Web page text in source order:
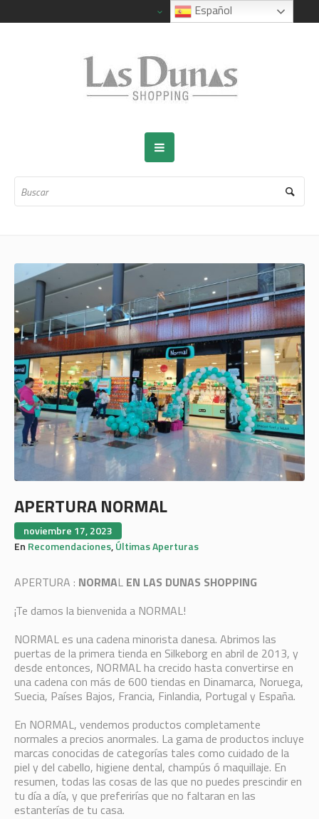
APERTURA NORMAL
noviembre 17, 2023
En Recomendaciones,Últimas Aperturas
APERTURA : NORMALEN LAS DUNAS SHOPPING
¡Te damos la bienvenida a NORMAL!
NORMAL es una cadena minorista danesa. Abrimos las
puertas de la primera tienda en Silkeborg en abril de 2013, y
desde entonces, NORMAL ha crecido hasta convertirse en
una cadena con más de 600 tiendas en Dinamarca, Noruega,
Suecia, Países Bajos, Francia, Finlandia, Portugal y España.
En NORMAL, vendemos productos completamente
normales a precios anormales. La gama de productos incluye
marcas conocidas de categorías tales como cuidado de la
piel y del cabello, higiene dental, champús ó maquillaje. En
resumen, todas las cosas de las que no puedes prescindir en
tu día a día, y que preferirías que no faltaran en las
estanterías de tu casa.
Español